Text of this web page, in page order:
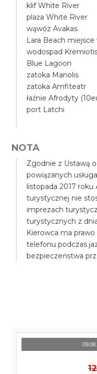
klif White River
plaża White River
wąwóz Avakas
Lara Beach miejsce
wodospad
Blue Lagoon
zatoka Manolis
zatoka Amfiteatr
łaźnie Afrodyty
port Latchi
NOTA
Zgodnie z Ustawą
powiązanych
listopada 2017 roku
turystycznej nie
imprezach
turystycznych z
Kierowca ma
telefonu podczas
bezpieczeństwa